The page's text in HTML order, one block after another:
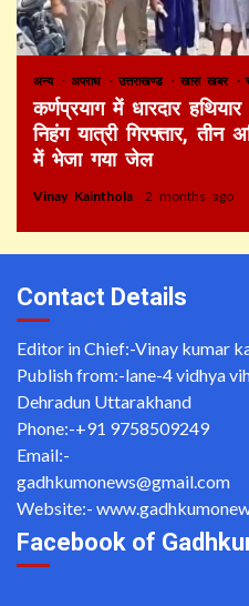
अन्य अपराध उत्तराखण्ड खास खबर
कर्णप्रयाग में धारदार
निहंग यात्री गिरफ्तार, तीन
में भेजा गया जेल
Vinay Kainthola 2 months ago
Contact Details
Editor in Chief:-Vinay kumar
Publish from:-lane-4 vidhya
Dehradun Uttarakhand
Phone:-+91 9758509249
Email:-
gadhkumonews@gmail.com
Website:-
Facebook of